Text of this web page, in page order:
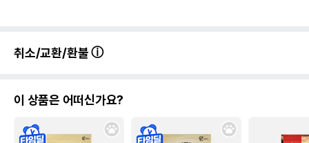
취소/교환/환불
이 상품은 어떠신가요?